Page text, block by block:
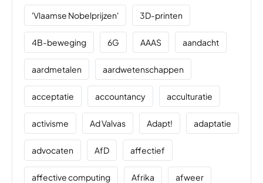
'Vlaamse Nobelprijzen' 3D-printen
4B-beweging 6G AAAS aandacht
aardmetalen aardwetenschappen
acceptatie accountancy acculturatie
activisme Ad Valvas Adapt! adaptatie
advocaten AfD affectief
affective computing Afrika afweer